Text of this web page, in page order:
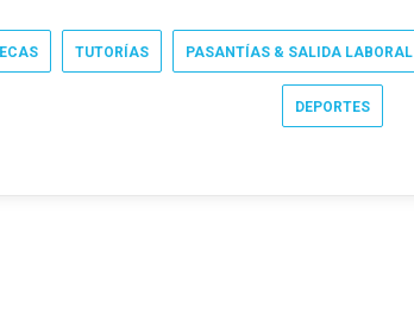
TUTORÍAS PASANTÍAS & SALIDA LABORAL
DEPORTES